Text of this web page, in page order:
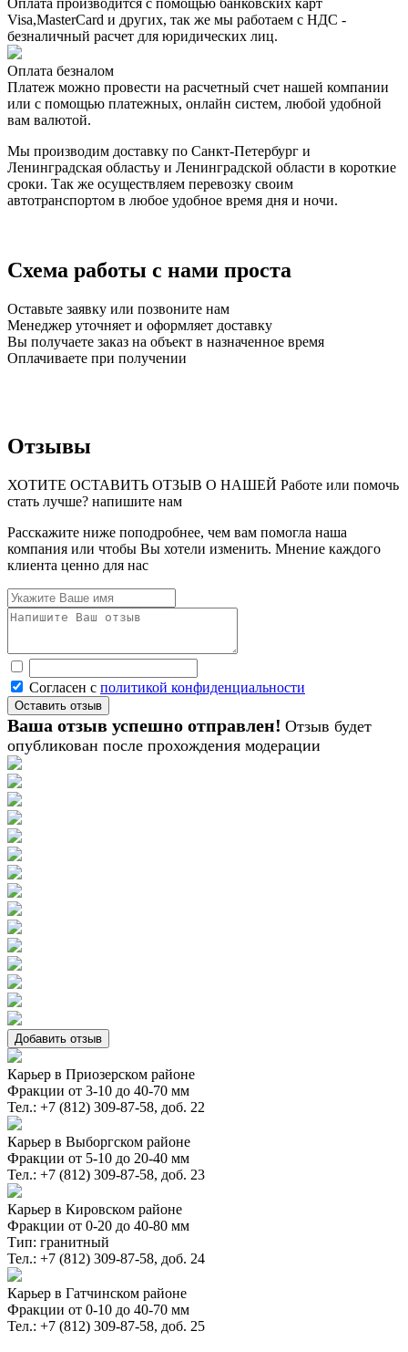
Оплата производится с помощью банковских карт
Visa,MasterCard и других, так же мы работаем с НДС -
безналичный расчет для юридических лиц.
Оплата безналом
Платеж можно провести на расчетный счет нашей компании
или с помощью платежных, онлайн систем, любой удобной
вам валютой.
Мы производим доставку по Санкт-Петербург и
Ленинградская областьу и Ленинградской области в короткие
сроки. Так же осуществляем перевозку своим
автотранспортом в любое удобное время дня и ночи.
Схема работы с нами проста
Оставьте заявку или позвоните нам
Менеджер уточняет и оформляет доставку
Вы получаете заказ на объект в назначенное время
Оплачиваете при получении
Отзывы
ХОТИТЕ ОСТАВИТЬ ОТЗЫВ О НАШЕЙ Работе или помочь
стать лучше? напишите нам
Расскажите ниже поподробнее, чем вам помогла наша
компания или чтобы Вы хотели изменить. Мнение каждого
клиента ценно для нас
Согласен с политикой конфиденциальности
Ваша отзыв успешно отправлен! Отзыв будет
опубликован после прохождения модерации
Добавить отзыв
Карьер в Приозерском районе
Фракции от 3-10 до 40-70 мм
Тел.: +7 (812) 309-87-58, доб. 22
Карьер в Выборгском районе
Фракции от 5-10 до 20-40 мм
Тел.: +7 (812) 309-87-58, доб. 23
Карьер в Кировском районе
Фракции от 0-20 до 40-80 мм
Тип: гранитный
Тел.: +7 (812) 309-87-58, доб. 24
Карьер в Гатчинском районе
Фракции от 0-10 до 40-70 мм
Тел.: +7 (812) 309-87-58, доб. 25